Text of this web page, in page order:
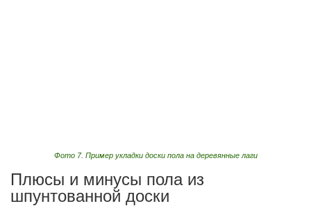
Фото 7. Пример укладки доски пола на деревянные лаги
Плюсы и минусы пола из
шпунтованной доски